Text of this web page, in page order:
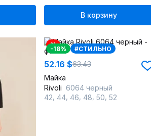
В корзину
%
-18% #СТИЛЬНО
52.16 $63.43
Майка
Rivoli 6064 черный
42 44 46 48 50 52